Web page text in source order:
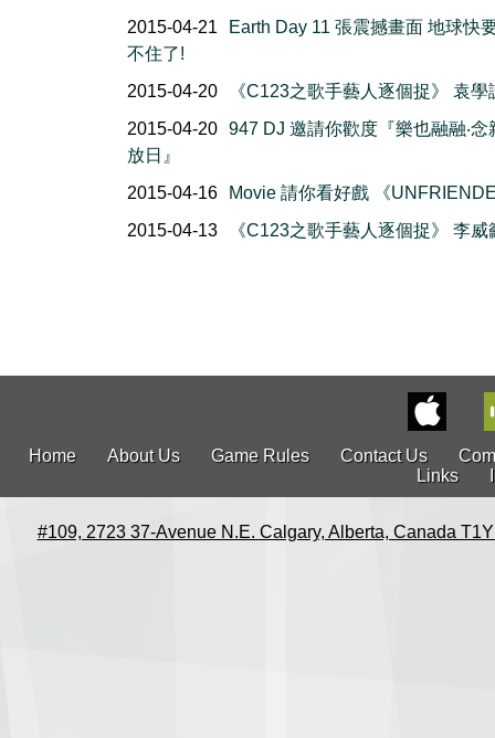
2015-04-21
Earth Day 11 張震撼畫面 地球快
不住了!
2015-04-20
《C123之歌手藝人逐個捉》 袁學
2015-04-20 947 DJ 邀請你歡度『樂也融融‧念
放日』
2015-04-16
Movie 請你看好戲 《
2015-04-13
《C123之歌手藝人逐個捉》 李威
Home About Us Game Rules Contact Us
Links
#109, 2723 37-Avenue N.E. Calgary, Alberta, Canada